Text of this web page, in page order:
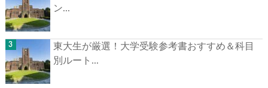
ン...
東大生が厳選！大学受験参考書おすすめ＆科目
別ルート...